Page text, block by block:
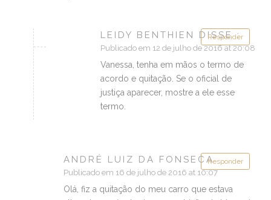
Responder
LEIDY BENTHIEN DISSE :
Publicado em 12 de julho de 2016 at 20:08
Vanessa, tenha em mãos o termo de
acordo e quitação. Se o oficial de
justiça aparecer, mostre a ele esse
termo.
Responder
ANDRÉ LUIZ DA FONSECA
Publicado em 16 de julho de 2016 at 10:07
Olá, fiz a quitação do meu carro que estava